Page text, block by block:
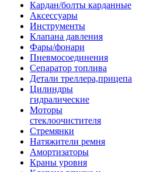
Кардан/болты карданные
Аксессуары
Инструменты
Клапана давления
Фары/фонари
Пневмосоединения
Сепаратор топлива
Детали треллера,прицепа
Цилиндры
гидралические
Моторы
стеклоочистителя
Стремянки
Натяжители ремня
Амортизаторы
Краны уровня